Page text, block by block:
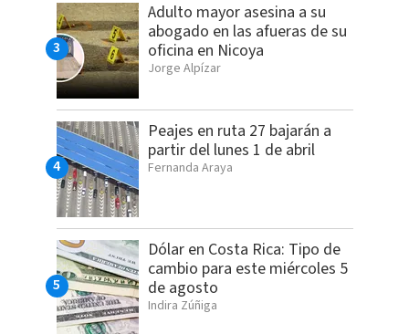
Adulto mayor asesina a su
abogado en las afueras de su
oficina en Nicoya
Jorge Alpízar
Peajes en ruta 27 bajarán a
partir del lunes 1 de abril
Fernanda Araya
Dólar en Costa Rica: Tipo de
cambio para este miércoles 5
de agosto
Indira Zúñiga